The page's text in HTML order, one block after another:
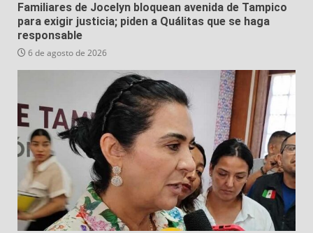
Familiares de Jocelyn bloquean avenida de Tampico
para exigir justicia; piden a Quálitas que se haga
responsable
6 de agosto de 2026